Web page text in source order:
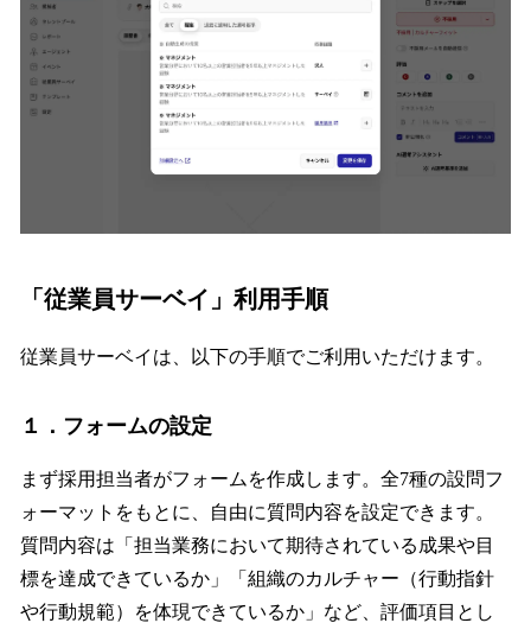
「従業員サーベイ」利用手順
従業員サーベイは、以下の手順でご利用いただけます。
１．フォームの設定
まず採用担当者がフォームを作成します。全7種の設問フ
ォーマットをもとに、自由に質問内容を設定できます。
質問内容は「担当業務において期待されている成果や目
標を達成できているか」「組織のカルチャー（行動指針
や行動規範）を体現できているか」など、評価項目とし